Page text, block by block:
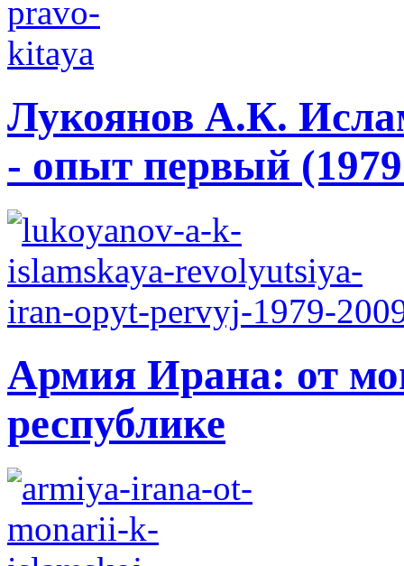
Лукоянов А.К.
- опыт первый
Армия Ирана: от
республике